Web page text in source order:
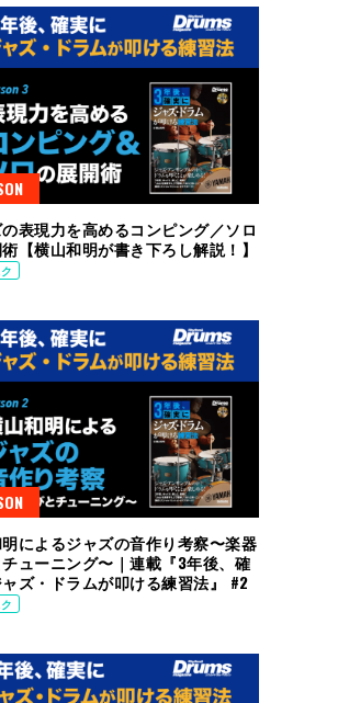
表現力を高めるコンピング／ソロ
【横山和明が書き下ろし解説！】
によるジャズの音作り考察〜楽器
ューニング〜｜連載『3年後、確
ズ・ドラムが叩ける練習法』 #2